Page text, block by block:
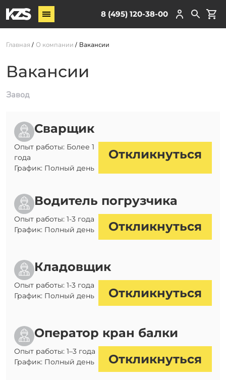
8 (495) 120-38-00
Винтовые сваи
ЖБ сваи
Обвязка свай
Комплектующие
Услуги
Акции
Новости
Партнёрам
Доставка
Оплата
Гарантии
Программа лояльности
Вакансии
Калькулятор ЖБ свай
Заказать звонок
Главная О компании Вакансии
Вакансии
Завод
Сварщик
Опыт работы: Более 1
года
График: Полный день
Откликнуться
Водитель погрузчика
Опыт работы: 1-3 года
График: Полный день
Откликнуться
Кладовщик
Опыт работы: 1-3 года
График: Полный день
Откликнуться
Оператор кран балки
Опыт работы: 1–3 года
График: Полный день
Откликнуться